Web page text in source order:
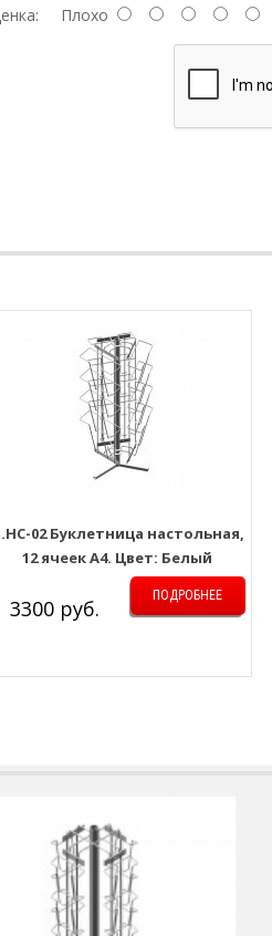
Плохо
02 Буклетница настольная,
12 ячеек А4. Цвет: Белый
3300 руб. ПОДРОБНЕЕ